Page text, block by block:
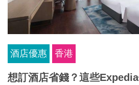
酒店優惠 香港
想訂酒店省錢？這些